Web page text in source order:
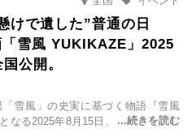
けで遺した”普通の日
雪風 YUKIKAZE」2025
公開。
雪風」の史実に基づく物語『雪風
なる2025年8月15日、全国公開され